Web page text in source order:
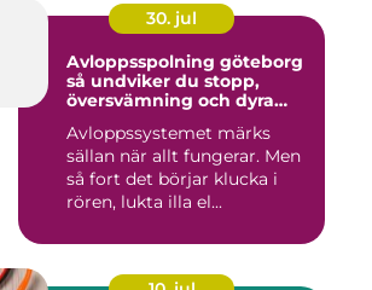
30. jul
Avloppsspolning göteborg
så undviker du stopp,
översvämning och dyra
Avloppssystemet märks
sällan när allt fungerar. Men
så fort det börjar klucka i
rören, lukta illa el...